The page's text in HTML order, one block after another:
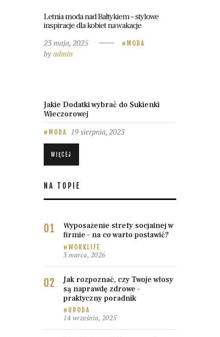
Letnia moda nad Bałtykiem – stylowe
inspiracje dla kobiet na wakacje
23 maja, 2025 MODA
by admin
Jakie Dodatki wybrać do Sukienki
Wieczorowej
MODA 19 sierpnia, 2023
WIĘCEJ
NA TOPIE
Wyposażenie strefy socjalnej w
firmie – na co warto postawić?
WORKLIFE
3 marca, 2026
Jak rozpoznać, czy Twoje włosy
są naprawdę zdrowe –
praktyczny poradnik
URODA
14 września, 2025